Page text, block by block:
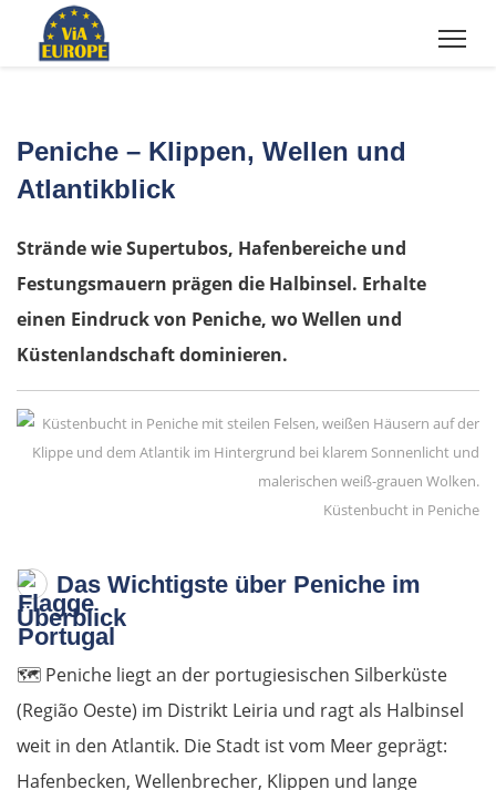
Peniche – Klippen, Wellen und
Atlantikblick
Strände wie Supertubos, Hafenbereiche und
Festungsmauern prägen die Halbinsel. Erhalte
einen Eindruck von Peniche, wo Wellen und
Küstenlandschaft dominieren.
Küstenbucht in Peniche
Das Wichtigste über Peniche im
Überblick
🗺️ Peniche liegt an der portugiesischen Silberküste
(Região Oeste) im Distrikt Leiria und ragt als Halbinsel
weit in den Atlantik. Die Stadt ist vom Meer geprägt:
Hafenbecken, Wellenbrecher, Klippen und lange